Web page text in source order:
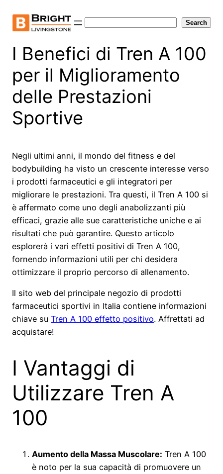
content
Search
I Benefici di Tren A 100
per il Miglioramento
delle Prestazioni
Sportive
Negli ultimi anni, il mondo del fitness e del
bodybuilding ha visto un crescente interesse verso
i prodotti farmaceutici e gli integratori per
migliorare le prestazioni. Tra questi, il Tren A 100 si
è affermato come uno degli anabolizzanti più
efficaci, grazie alle sue caratteristiche uniche e ai
risultati che può garantire. Questo articolo
esplorerà i vari effetti positivi di Tren A 100,
fornendo informazioni utili per chi desidera
ottimizzare il proprio percorso di allenamento.
Il sito web del principale negozio di prodotti
farmaceutici sportivi in Italia contiene informazioni
chiave su Tren A 100 effetto positivo. Affrettati ad
acquistare!
I Vantaggi di
Utilizzare Tren A
100
Aumento della Massa Muscolare: Tren A 100
è noto per la sua capacità di promuovere un